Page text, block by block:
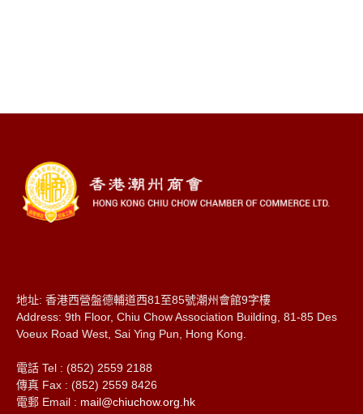
地址: 香港西營盤德輔道西81至85號潮州會館9字樓
Address: 9th Floor, Chiu Chow Association Building, 81-85 Des
Voeux Road West, Sai Ying Pun, Hong Kong.
電話 Tel : (852) 2559 2188
傳真 Fax : (852) 2559 8426
電郵 Email : mail@chiuchow.org.hk